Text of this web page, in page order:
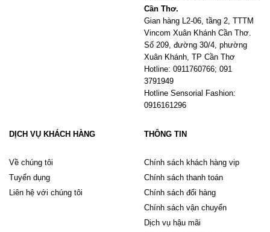
Cần Thơ.
Gian hàng L2-06, tầng 2, TTTM
Vincom Xuân Khánh Cần Thơ.
Số 209, đường 30/4, phường
Xuân Khánh, TP Cần Thơ
Hotline: 0911760766; 091
3791949
Hotline Sensorial Fashion:
0916161296
DỊCH VỤ KHÁCH HÀNG
Về chúng tôi
Tuyển dụng
Liên hệ với chúng tôi
THÔNG TIN
Chính sách khách hàng vip
Chính sách thanh toán
Chính sách đổi hàng
Chính sách vận chuyển
Dịch vụ hậu mãi